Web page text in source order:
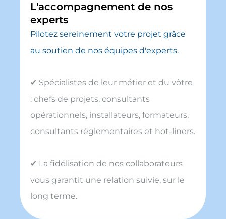
L'accompagnement de nos
experts
Pilotez sereinement votre projet grâce
au soutien de nos équipes d'experts.
✔ Spécialistes de leur métier et du vôtre
: chefs de projets, consultants
opérationnels, installateurs, formateurs,
consultants réglementaires et hot-liners.
✔ La fidélisation de nos collaborateurs
vous garantit une relation suivie, sur le
long terme.